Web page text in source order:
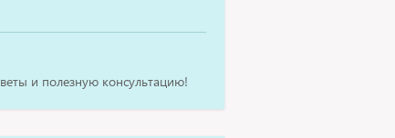
и полезную консультацию!